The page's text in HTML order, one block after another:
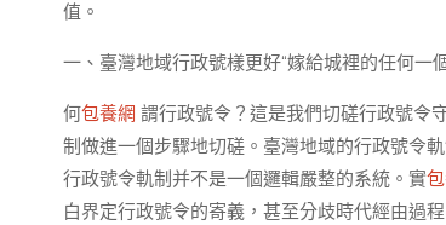
值。
一、臺灣地域行政號樣更好“嫁給城裡的任何
何包養網 謂行政號令？這是我們切磋行政號令
制做進一個步驟地切磋。臺灣地域的行政號令
行政號令軌制并不是一個邏輯嚴整的系統。實
白界定行政號令的寄義，甚至分歧時代經由過